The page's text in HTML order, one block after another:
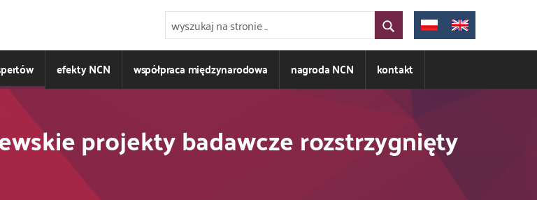
efekty NCN współpraca międzynarodowa nagroda NCN kontakt
projekty badawcze rozstrzygnięty